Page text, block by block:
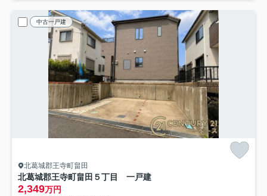
中古一戸建
北葛城郡王寺町畠田
北葛城郡王寺町畠田５丁目 一戸建
2,349万円